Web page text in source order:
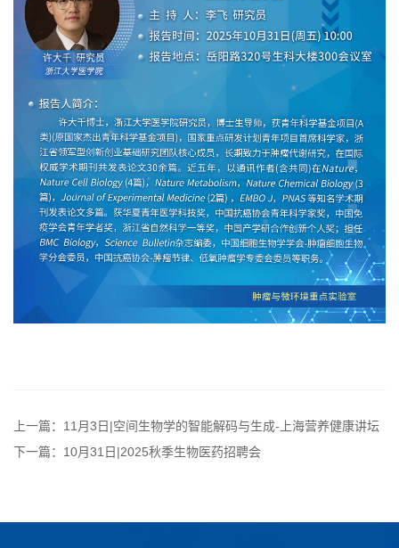
上一篇：11月3日|空间生物学的智能解码与生成-上海营养健康讲坛
下一篇：10月31日|2025秋季生物医药招聘会